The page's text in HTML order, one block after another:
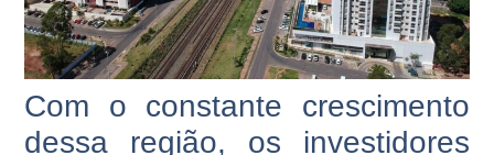
Com o constante crescimento
dessa região, os investidores